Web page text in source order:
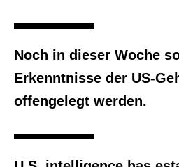
Noch in dieser Woche
Erkenntnisse der US-
offengelegt werden.